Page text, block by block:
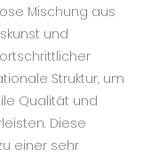
Mischung aus
und
Struktur, um
Qualität und
Diese
einer sehr